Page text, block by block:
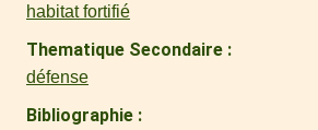
habitat fortifié
Thematique Secondaire
défense
Bibliographie